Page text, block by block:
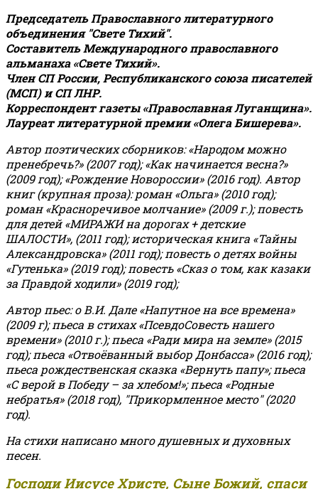
Председатель Православного литературного
объединения "Свете Тихий".
Составитель Международного православного
альманаха «Свете Тихий».
Член СП России, Республиканского союза писателей
(МСП) и СП ЛНР.
Корреспондент газеты «Православная Луганщина».
Лауреат литературной премии «Олега Бишерева».
Автор поэтических сборников: «Народом можно
пренебречь?» (2007 год); «Как начинается весна?»
(2009 год); «Рождение Новороссии» (2016 год). Автор
книг (крупная проза): роман «Ольга» (2010 год);
роман «Красноречивое молчание» (2009 г.); повесть
для детей «МИРАЖИ на дорогах + детские
ШАЛОСТИ», (2011 год); историческая книга «Тайны
Александровска» (2011 год); повесть о детях войны
«Гутенька» (2019 год); повесть «Сказ о том, как казаки
за Правдой ходили» (2019 год);
Автор пьес: о В.И. Дале «Напутное на все времена»
(2009 г); пьеса в стихах «ПсевдоСовесть нашего
времени» (2010 г.); пьеса «Ради мира на земле» (2015
год); пьеса «Отвоёванный выбор Донбасса» (2016 год);
пьеса рождественская сказка «Вернуть папу»; пьеса
«С верой в Победу – за хлебом!»;пьеса «Родные
небратья» (2018 год), "Прикормленное место" (2020
год).
На стихи написано много душевных и духовных
песен.
Господи Иисусе Христе, Сыне Божий, спаси